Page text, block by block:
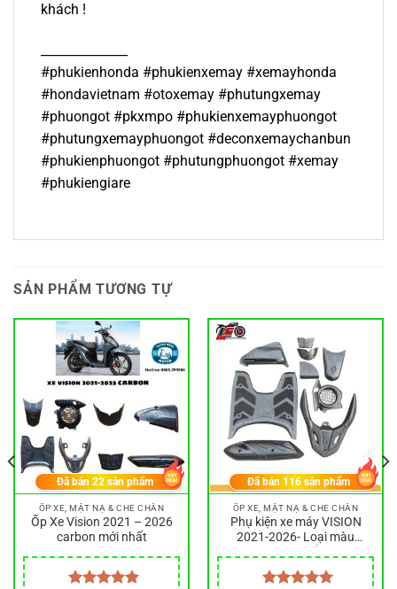
khách !
#phukienhonda #phukienxemay #xemayhonda
#hondavietnam #otoxemay #phutungxemay
#phuongot #pkxmpo #phukienxemayphuongot
#phutungxemayphuongot #deconxemaychanbun
#phukienphuongot #phutungphuongot #xemay
#phukiengiare
SẢN PHẨM TƯƠNG TỰ
ỐP XE, MẶT NẠ & CHE CHẮN
Ốp Xe Vision 2021 – 2026
carbon mới nhất
Đã bán 22sản phẩm
ỐP XE, MẶT NẠ & CHE CHẮN
Phụ kiện xe máy VISION
2021-2026- Loại màu
ABS siêu bền đẹp
Đã bán 116 sản phẩm